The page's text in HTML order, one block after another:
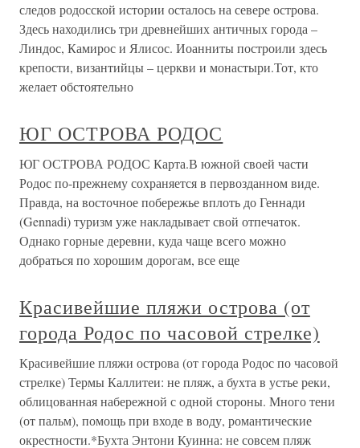
следов родосской истории осталось на севере острова.
Здесь находились три древнейших античных города –
Линдос, Камирос и Ялисос. Иоанниты построили здесь
крепости, византийцы – церкви и монастыри.Тот, кто
желает обстоятельно
ЮГ ОСТРОВА РОДОС
ЮГ ОСТРОВА РОДОС Карта.В южной своей части
Родос по-прежнему сохраняется в первозданном виде.
Правда, на восточное побережье вплоть до Геннади
(Gennadi) туризм уже накладывает свой отпечаток.
Однако горные деревни, куда чаще всего можно
добраться по хорошим дорогам, все еще
Красивейшие пляжи острова (от
города Родос по часовой стрелке)
Красивейшие пляжи острова (от города Родос по часовой
стрелке) Термы Каллитеи: не пляж, а бухта в устье реки,
облицованная набережной с одной стороны. Много тени
(от пальм), помощь при входе в воду, романтические
окрестности.*Бухта Энтони Куинна: не совсем пляж